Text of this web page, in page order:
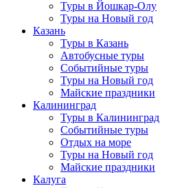
Туры в Йошкар-Олу
Туры на Новый год
Казань
Туры в Казань
Автобусные туры
Событийные туры
Туры на Новый год
Майские праздники
Калининград
Туры в Калининград
Событийные туры
Отдых на море
Туры на Новый год
Майские праздники
Калуга